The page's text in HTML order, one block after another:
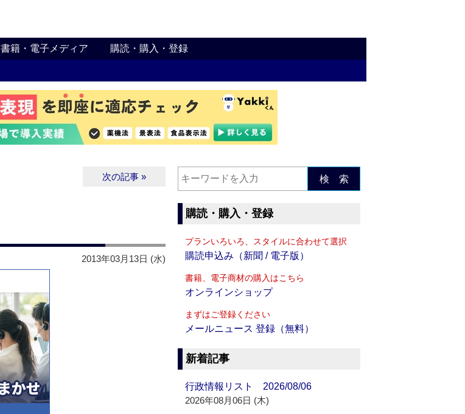
書籍・電子メディア 購読・購入・登録
次の記事 »
2013年03月13日 (水)
検 索
購読・購入・登録
プランいろいろ、スタイルに合わせて選択
購読申込み（新聞 / 電子版）
書籍、電子商材の購入はこちら
オンラインショップ
まずはご登録ください
メールニュース 登録（無料）
新着記事
行政情報リスト 2026/08/06
2026年08月06日 (木)